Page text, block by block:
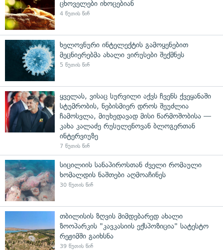
ცხოველები იხოცებიან
4 წუთის წინ
ხელოვნური ინტელექტის გამოყენებით
მეცნიერებმა ახალი ვირუსები შექმნეს
5 წუთის წინ
ყველას, ვისაც სურვილი აქვს ჩვენს ქვეყანაში
სტუმრობის, ნებისმიერ დროს შეუძლია
ჩამოსვლა, მიუხედავად მისი წარმოშობისა —
კახა კალაძე რუსულენოვან ბლოგერთან
ინტერვიუზე
7 წუთის წინ
სიცილიის სანაპიროსთან ძველი რომაული
ხომალდის ნაშთები აღმოაჩინეს
30 წუთის წინ
თბილისის ზღვის მიმდებარედ ახალი
ზოოპარკის "კავკასიის ექსპოზიცია" სატესტო
რეჟიმში გაიხსნა
39 წუთის წინ